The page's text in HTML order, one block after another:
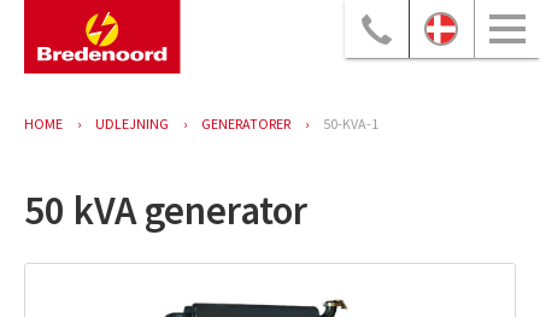
HOME UDLEJNING GENERATORER 50-KVA-1
50 kVA generator